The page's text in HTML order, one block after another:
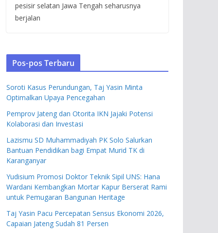
pesisir selatan Jawa Tengah seharusnya
berjalan
Pos-pos Terbaru
Soroti Kasus Perundungan, Taj Yasin Minta
Optimalkan Upaya Pencegahan
Pemprov Jateng dan Otorita IKN Jajaki Potensi
Kolaborasi dan Investasi
Lazismu SD Muhammadiyah PK Solo Salurkan
Bantuan Pendidikan bagi Empat Murid TK di
Karanganyar
Yudisium Promosi Doktor Teknik Sipil UNS: Hana
Wardani Kembangkan Mortar Kapur Berserat Rami
untuk Pemugaran Bangunan Heritage
Taj Yasin Pacu Percepatan Sensus Ekonomi 2026,
Capaian Jateng Sudah 81 Persen